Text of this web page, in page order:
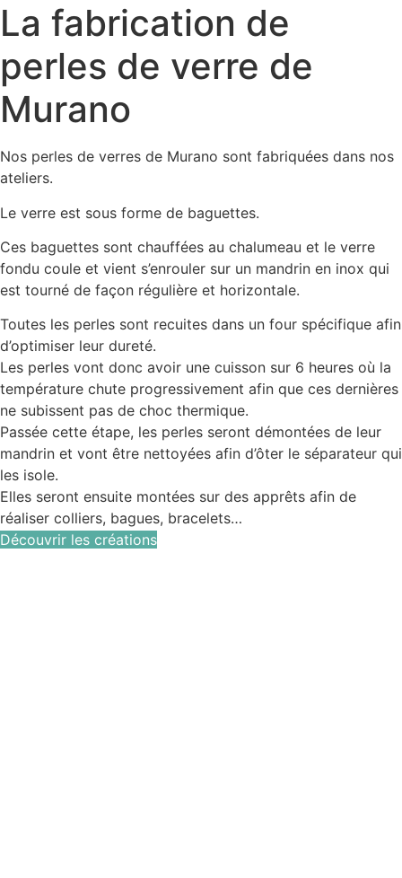
La fabrication de
perles de verre de
Murano
Nos perles de verres de Murano sont fabriquées dans nos
ateliers.
Le verre est sous forme de baguettes.
Ces baguettes sont chauffées au chalumeau et le verre
fondu coule et vient s’enrouler sur un mandrin en inox qui
est tourné de façon régulière et horizontale.
Toutes les perles sont recuites dans un four spécifique afin
d’optimiser leur dureté.
Les perles vont donc avoir une cuisson sur 6 heures où la
température chute progressivement afin que ces dernières
ne subissent pas de choc thermique.
Passée cette étape, les perles seront démontées de leur
mandrin et vont être nettoyées afin d’ôter le séparateur qui
les isole.
Elles seront ensuite montées sur des apprêts afin de
réaliser colliers, bagues, bracelets…
Découvrir les créations